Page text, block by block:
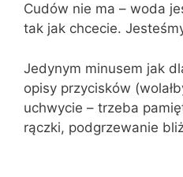
Cudów nie ma – woda
tak jak chcecie.
Jedynym minusem jak
opisy przycisków
uchwycie – trzeba
rączki, podgrzewanie